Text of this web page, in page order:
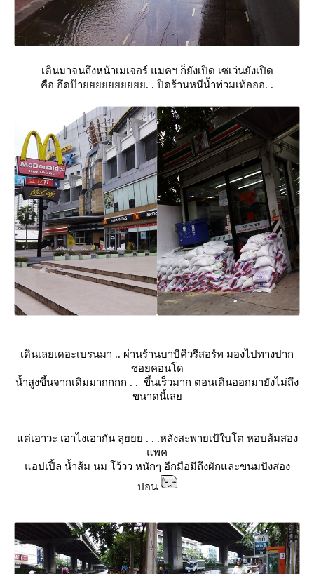
เดินมาจนถึงหน้าเมเจอร์ แมคฯ ก็ยังเปิด เซเว่นยังเปิด
คือ อึดป๊ายยยยยยยยยย. . ปิดร้านหนีน้ำท่วมเท้อออ. .
เดินเลยเดอะเบรนมา .. ผ่านร้านบาบีคิวรีสอร์ท มองไปทางปาก
ซอยคอนโด
น้ำสูงขึ้นจากเดิมมากกกก . . ขึ้นเร็วมาก ตอนเดินออกมายังไม่ถึง
ขนาดนี้เล
ต่เอาวะ เอาไงเอากัน ลุยยย . . .หลังสะพายเป้ใบโต หอบส้มสอง
พค
อปเปิ้ล น้ำส้ม นม โว้วว หนักๆ อีกมือมีถึงผักและขนมปังสอง
ปอน